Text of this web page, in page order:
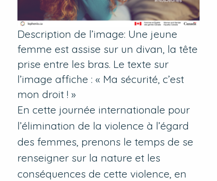
Description de l’image: Une jeune
femme est assise sur un divan, la tête
prise entre les bras. Le texte sur
l’image affiche : « Ma sécurité, c’est
mon droit ! »
En cette journée internationale pour
l’élimination de la violence à l’égard
des femmes, prenons le temps de se
renseigner sur la nature et les
conséquences de cette violence, en